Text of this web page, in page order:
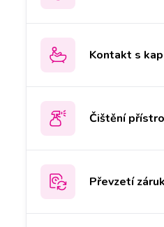
Kontakt s
Čištění
Převzetí